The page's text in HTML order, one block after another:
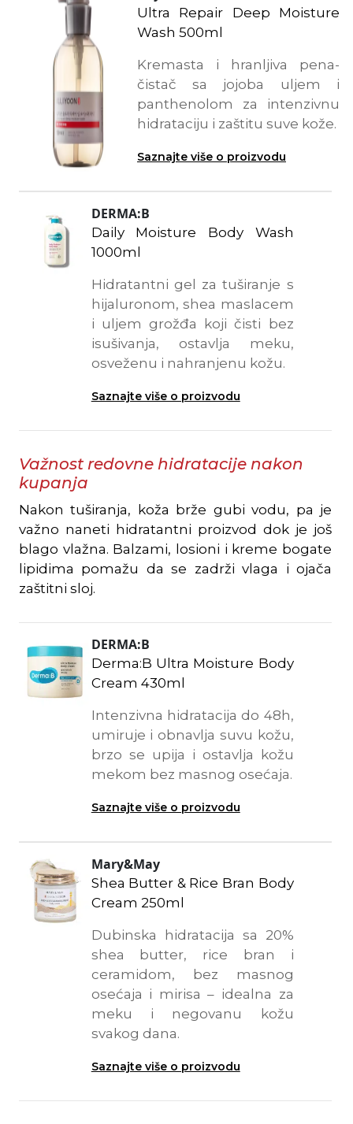
Ultra Repair Deep Moisture
Wash 500ml
Kremasta i hranljiva pena-
čistač sa jojoba uljem i
panthenolom za intenzivnu
hidrataciju i zaštitu suve kože.
Saznajte više o proizvodu
DERMA:B
Daily Moisture Body Wash
1000ml
Hidratantni gel za tuširanje s
hijaluronom, shea maslacem
i uljem grožđa koji čisti bez
isušivanja, ostavlja meku,
osveženu i nahranjenu kožu.
Saznajte više o proizvodu
Važnost redovne hidratacije nakon
kupanja
Nakon tuširanja, koža brže gubi vodu, pa je
važno naneti hidratantni proizvod dok je još
blago vlažna. Balzami, losioni i kreme bogate
lipidima pomažu da se zadrži vlaga i ojača
zaštitni sloj.
DERMA:B
Derma:B Ultra Moisture Body
Cream 430ml
Intenzivna hidratacija do 48h,
umiruje i obnavlja suvu kožu,
brzo se upija i ostavlja kožu
mekom bez masnog osećaja.
Saznajte više o proizvodu
Mary&May
Shea Butter & Rice Bran Body
Cream 250ml
Dubinska hidratacija sa 20%
shea butter, rice bran i
ceramidom, bez masnog
osećaja i mirisa – idealna za
meku i negovanu kožu
svakog dana.
Saznajte više o proizvodu